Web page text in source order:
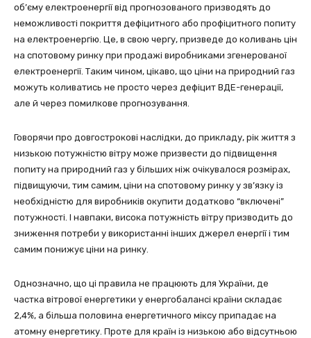
об’єму електроенергії від прогнозованого призводять до
неможливості покриття дефіцитного або профіцитного попиту
на електроенергію. Це, в свою чергу, призведе до коливань цін
на спотовому ринку при продажі виробниками згенерованої
електроенергії. Таким чином, цікаво, що ціни на природний газ
можуть коливатись не просто через дефіцит ВДЕ-генерації,
але й через помилкове прогнозування.
Говорячи про довгострокові наслідки, до прикладу, рік життя з
низькою потужністю вітру може призвести до підвищення
попиту на природний газ у більших ніж очікувалося розмірах,
підвищуючи, тим самим, ціни на спотовому ринку у зв’язку із
необхідністю для виробників окупити додатково “включені”
потужності. І навпаки, висока потужність вітру призводить до
зниження потреби у використанні інших джерел енергії і тим
самим понижує ціни на ринку.
Однозначно, що ці правила не працюють для України, де
частка вітрової енергетики у енергобалансі країни складає
2,4%, а більша половина енергетичного міксу припадає на
атомну енергетику. Проте для країн із низькою або відсутньою